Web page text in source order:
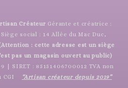
Créateur Gérante et créatrice :
social : 14 Allée du Mac Duc,
: cette adresse est un siège
pas un magasin ouvert au public)
| SIRET : 85151406700012 TVA non
CGI
“Artisan créateur depuis 2019”